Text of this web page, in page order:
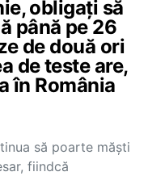
obligați să
până pe 26
de două ori
de teste are,
în România
să poarte măști
fiindcă